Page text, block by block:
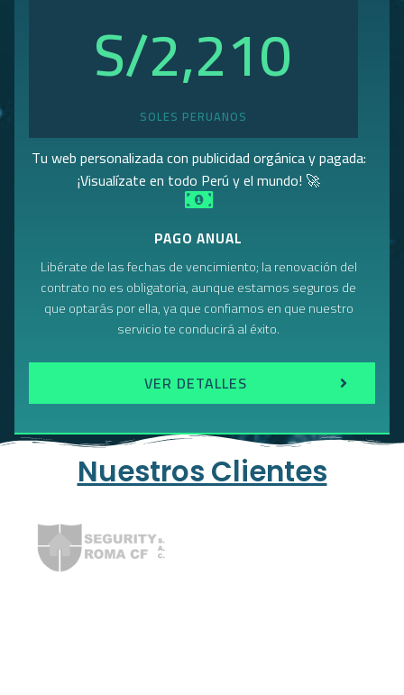
S/5,283
SOLES PERUANOS
Tu web personalizada con publicidad orgánica y pagada:
¡Visualízate en todo Perú y el mundo! 🚀
PAGO ANUAL
Libérate de las fechas de vencimiento; la renovación del
contrato no es obligatoria, aunque estamos seguros de
que optarás por ella, ya que confiamos en que nuestro
servicio te conducirá al éxito.
VER DETALLES
Nuestros Clientes